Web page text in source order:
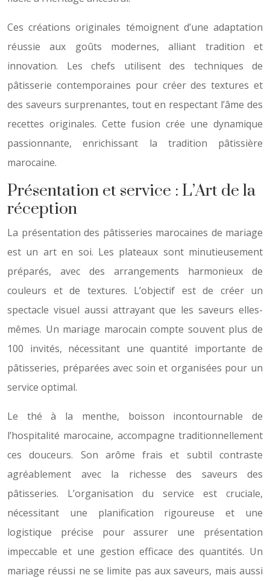
Ces créations originales témoignent d’une adaptation
réussie aux goûts modernes, alliant tradition et
innovation. Les chefs utilisent des techniques de
pâtisserie contemporaines pour créer des textures et
des saveurs surprenantes, tout en respectant l’âme des
recettes originales. Cette fusion crée une dynamique
passionnante, enrichissant la tradition pâtissière
marocaine.
Présentation et service : L’Art de la
réception
La présentation des pâtisseries marocaines de mariage
est un art en soi. Les plateaux sont minutieusement
préparés, avec des arrangements harmonieux de
couleurs et de textures. L’objectif est de créer un
spectacle visuel aussi attrayant que les saveurs elles-
mêmes. Un mariage marocain compte souvent plus de
100 invités, nécessitant une quantité importante de
pâtisseries, préparées avec soin et organisées pour un
service optimal.
Le thé à la menthe, boisson incontournable de
l’hospitalité marocaine, accompagne traditionnellement
ces douceurs. Son arôme frais et subtil contraste
agréablement avec la richesse des saveurs des
pâtisseries. L’organisation du service est cruciale,
nécessitant une planification rigoureuse et une
logistique précise pour assurer une présentation
impeccable et une gestion efficace des quantités. Un
mariage réussi ne se limite pas aux saveurs, mais aussi